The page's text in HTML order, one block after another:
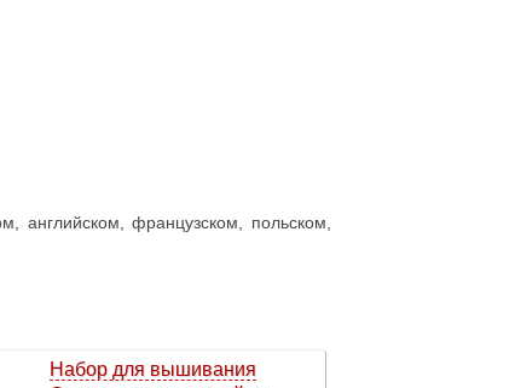
французском, польском,
Набор для вышивания